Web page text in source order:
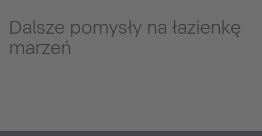
Dalsze pomysły na łazienkę
marzeń